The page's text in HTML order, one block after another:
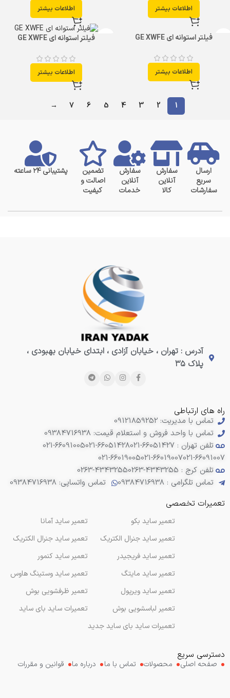
اطلاعات بیشتر اطلاعات بیشتر
فیلتر استوانه ای GE XWFE
اطلاعات بیشتر
فیلتر استوانه ای GE XWFE
اطلاعات بیشتر
1
2
3
4
5
6
7
→
ارسال
سریع
سفارشات
سفارش
آنلاین
کالا
سفارش
آنلاین
خدمات
تضمین
اصالت و
کیفیت
پشتیبانی ۲۴ ساعته
آدرس : تهران ، خیابان آزادی ، ابتدای خیابان بهبودی ،
پلاک ۳۵
راه های ارتباطی
تماس با مدیریت: 09121859252
تماس با واحد فروش و استعلام قیمت: 09384716938
تلفن تهران : 66051427-021
021-66051428
021-66091005
021-66091007
021-66019007
021-66019005
تلفن کرج : 4343255-0263
0263-4343255
تماس تلگرامی : 09384716938
تماس واتساپی: 09384716938
تعمیرات تخصصی
تعمیر ساید آمانا
تعمیر ساید جنرال الکتریک
تعمیر ساید کنمور
تعمیر ساید وستینگ هاوس
تعمیر ظرفشویی بوش
تعمیرات ساید بای ساید
تعمیر ساید بکو
تعمیر ساید جنرال الکتریک
تعمیر ساید فریجیدر
تعمیر ساید مایتگ
تعمیر ساید ویرپول
تعمیر لباسشویی بوش
تعمیرات ساید بای ساید جدید
دسترسی سریع
صفحه اصلی محصولات تماس با ما درباره ما قوانین و مقررات